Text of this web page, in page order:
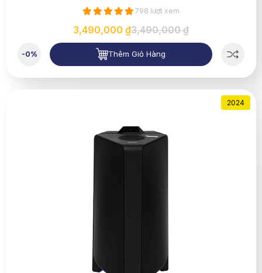
798 lượt xem
3,490,000 ₫3,490,000 ₫
-0% Thêm Giỏ Hàng
2024